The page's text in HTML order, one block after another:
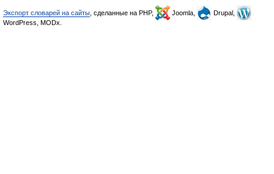
Экспорт словарей на сайты , сделанные на PHP, Joomla,
Drupal,
WordPress, MODx.